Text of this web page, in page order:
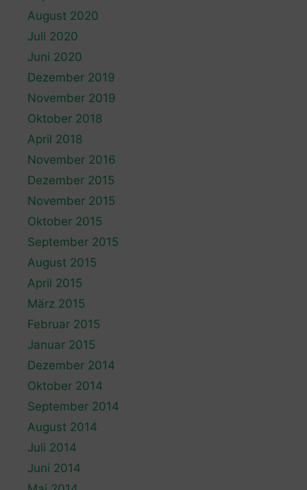
August 2020
Juli 2020
Juni 2020
Dezember 2019
November 2019
Oktober 2018
April 2018
November 2016
Dezember 2015
November 2015
Oktober 2015
September 2015
August 2015
April 2015
März 2015
Februar 2015
Januar 2015
Dezember 2014
Oktober 2014
September 2014
August 2014
Juli 2014
Juni 2014